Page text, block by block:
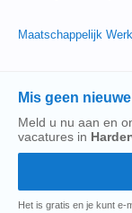
Maatschappelijk Werk
Mis geen
Meld u nu aan en
vacatures in
Het is gratis en je kunt e-